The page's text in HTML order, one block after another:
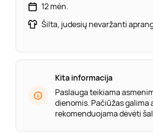
12 mėn.
Šilta, judesių nevaržanti
Kita informacija
Paslauga teikiama
dienomis. Pačiūžas galima
rekomenduojama dėvėti